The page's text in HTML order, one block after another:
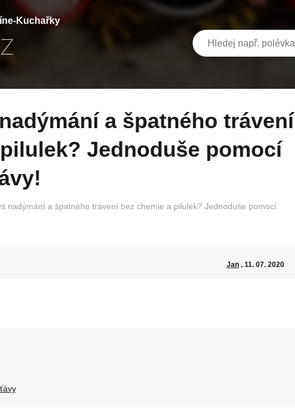
e-Kuchařky
Jednoduše pomocí
nadýmání a špatného trávení bez chemie a pilulek? Jednoduše pomocí
Jan, 11. 07. 2020